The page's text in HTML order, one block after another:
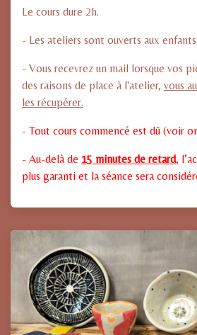
Le cours dure 2h.
- Les ateliers sont ouverts aux
- Vous recevrez un mail lorsque vos
des raisons de place à l'atelier, vous
les récupérer.
- Tout cours commencé est dû (voir
- Au-delà de 15 minutes de retard,
plus garanti et la séance sera